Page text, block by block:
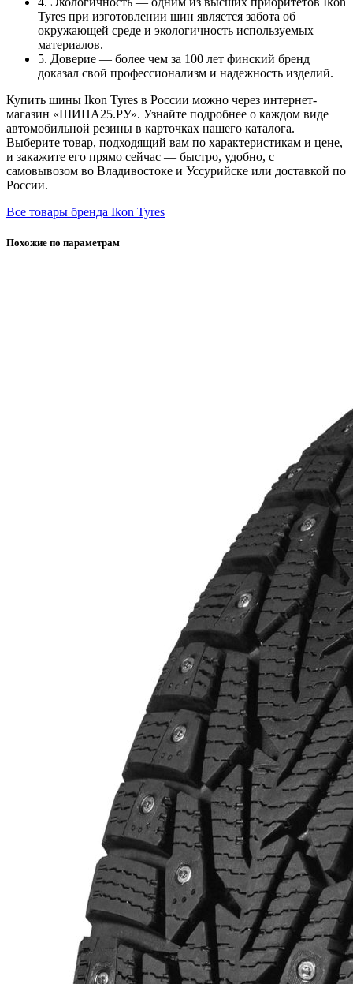
Tyres при изготовлении шин является забота об
окружающей среде и экологичность используемых
материалов.
5. Доверие — более чем за 100 лет финский бренд
доказал свой профессионализм и надежность изделий.
Купить шины Ikon Tyres в России можно через интернет-
магазин «ШИНА25.РУ». Узнайте подробнее о каждом виде
автомобильной резины в карточках нашего каталога.
Выберите товар, подходящий вам по характеристикам и цене,
и закажите его прямо сейчас — быстро, удобно, с
самовывозом во Владивостоке и Уссурийске или доставкой по
России.
Все товары бренда Ikon Tyres
Похожие по параметрам